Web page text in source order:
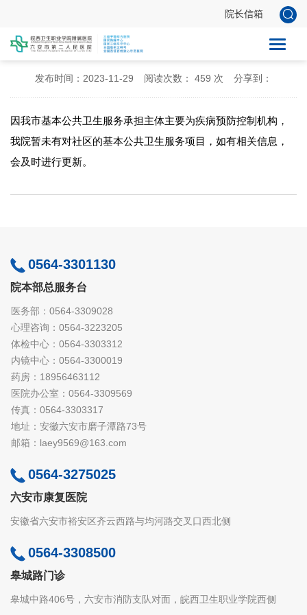
院长信箱
诊疗服务--关于基本公共卫生服务项目情况的说明
发布时间：2023-11-29 阅读次数： 459 次 分享到：
因我市基本公共卫生服务承担主体主要为疾病预防控制机构，
我院暂未有对社区的基本公共卫生服务项目，如有相关信息，
会及时进行更新。
0564-3301130
院本部总服务台
医务部：0564-3309028
心理咨询：0564-3223205
体检中心：0564-3303312
内镜中心：0564-3300019
药房：18956463112
医院办公室：0564-3309569
传真：0564-3303317
地址：安徽六安市磨子潭路73号
邮箱：laey9569@163.com
0564-3275025
六安市康复医院
安徽省六安市裕安区齐云西路与均河路交叉口西北侧
0564-3308500
皋城路门诊
皋城中路406号，六安市消防支队对面，皖西卫生职业学院西侧